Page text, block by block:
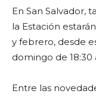
En San Salvador,
la Estación
y febrero, desde
domingo de 18:30
Entre las